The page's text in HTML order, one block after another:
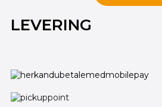
LEVERING